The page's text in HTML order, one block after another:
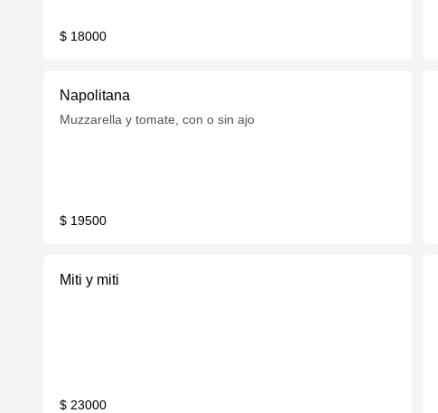
$ 18000
Napolitana
Muzzarella y tomate, con o sin ajo
$ 19500
Miti y miti
$ 23000